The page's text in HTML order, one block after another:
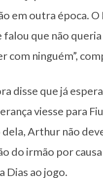
em outra época. O
falou que não queria
com ninguém”,
disse que já
viesse para
Arthur não
do irmão por
Dias ao jogo.